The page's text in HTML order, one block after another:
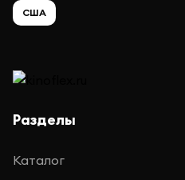
США
Разделы
Каталог